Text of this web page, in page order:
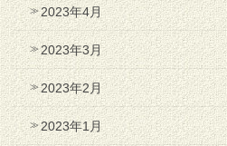
2023年4月
2023年3月
2023年2月
2023年1月